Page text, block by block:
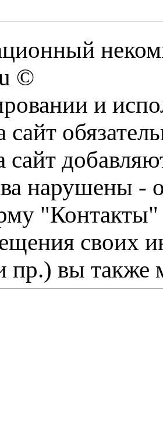
©
и
сайт
сайт
нарушены -
"Контакты"
своих
пр.) вы также